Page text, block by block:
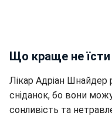
Що краще не
Лікар Адріан Шнайдер
сніданок, бо вони
сонливість та